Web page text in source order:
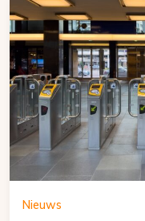
Nieuws